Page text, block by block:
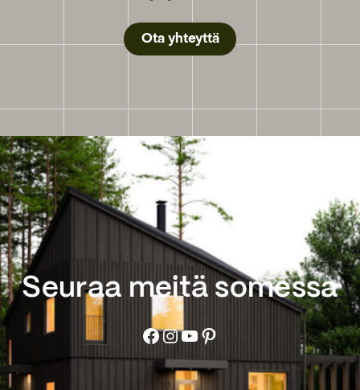
Ota yhteyttä
Seuraa meitä somessa
Facebook
Instagram
YouTube
Pinterest